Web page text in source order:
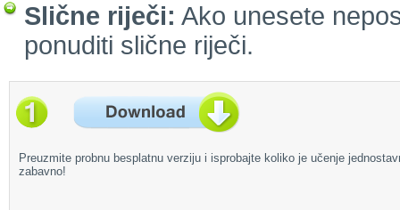
Slične riječi: Ako unesete
ponuditi slične riječi.
Preuzmite probnu besplatnu verziju i isprobajte koliko je učenje
zabavno!